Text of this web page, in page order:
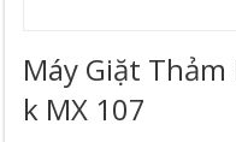
Máy Giặt
K MX 107